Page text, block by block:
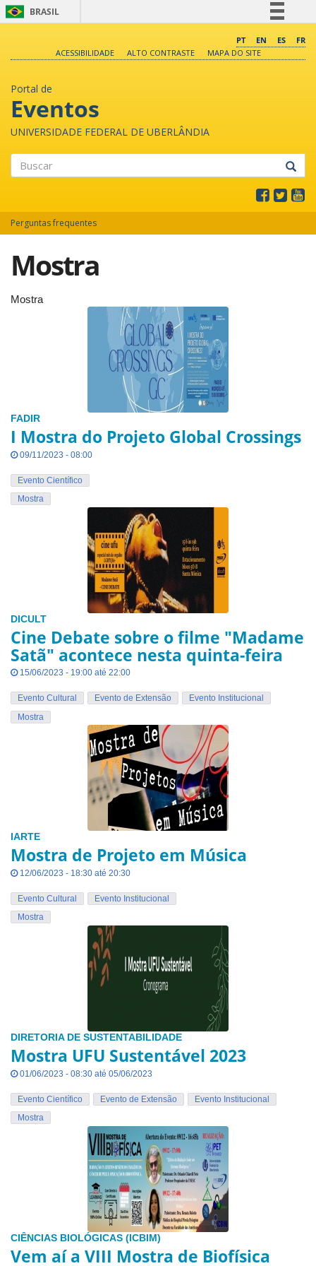
BRASIL
Comunica BR
PT EN ES
FR
ACESSIBILIDADE
ALTO CONTRASTE MAPA DO SITE
Portal de
Eventos
UNIVERSIDADE FEDERAL DE UBERLÂNDIA
Perguntas frequentes
Mostra
Mostra
FADIR
I Mostra do Projeto Global Crossings
09/11/2023 - 08:00
Evento Científico
Mostra
DICULT
Cine Debate sobre o filme "Madame
Satã" acontece nesta quinta-feira
15/06/2023 - 19:00 até 22:00
Evento Cultural Evento de Extensão
Evento Institucional
Mostra
IARTE
Mostra de Projeto em Música
12/06/2023 - 18:30 até 20:30
Evento Cultural
Evento Institucional
Mostra
DIRETORIA DE SUSTENTABILIDADE
Mostra UFU Sustentável 2023
01/06/2023 - 08:30 até 05/06/2023
Evento Científico Evento de Extensão
Evento Institucional
Mostra
CIÊNCIAS BIOLÓGICAS (ICBIM)
Vem aí a VIII Mostra de Biofísica